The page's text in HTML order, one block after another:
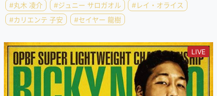
#丸木 凌介
#ジュニー サロガオル
#レイ・オライス
#カリエンテ 子安
#セイヤー 龍樹
LIVE